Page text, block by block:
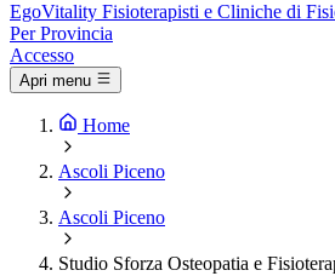
EgoVitality Fisioterapisti e Cliniche di
Per Provincia
Accesso
Apri menu
Home
Ascoli Piceno
Ascoli Piceno
Studio Sforza Osteopatia e